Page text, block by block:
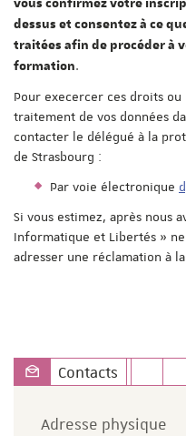
vous confirmez votre
dessus et consentez à ce
traitées afin de procéder à
formation.
Pour execercer ces droits
traitement de vos données
contacter le délégué à la
de Strasbourg :
Par voie électronique
Si vous estimez, après nous
Informatique et Libertés »
adresser une réclamation à la
Contacts
Adresse physique